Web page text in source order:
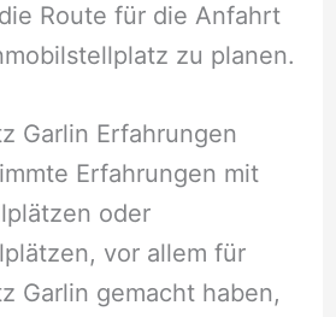
Route für die Anfahrt
zu planen.
Garlin Erfahrungen
Erfahrungen mit
oder
vor allem für
Garlin gemacht haben,